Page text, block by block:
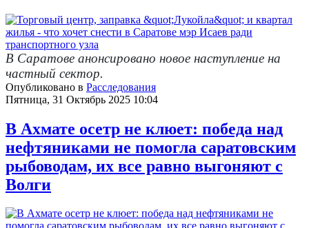
В Саратове анонсировано новое наступление на
частный сектор.
Опубликовано в Расследования
Пятница, 31 Октябрь 2025 10:04
В Ахмате осетр не клюет: победа над
нефтяниками не помогла саратовским
рыбоводам, их все равно выгоняют с
Волги